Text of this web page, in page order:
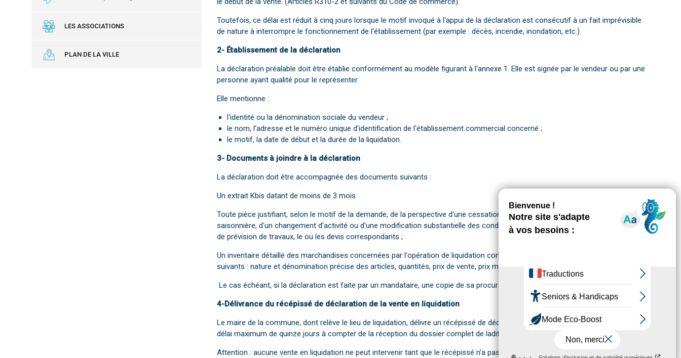
LES ASSOCIATIONS
PLAN DE LA VILLE
Toutefois, ce délai est réduit à cinq jours lorsque le motif invoqué à l'appui de la déclaration est consécutif à un fait imprévisible
de nature à interrompre le fonctionnement de l'établissement (par exemple : décès, incendie, inondation, etc.).
2- Établissement de la déclaration
La déclaration préalable doit être établie conformément au modèle figurant à l'annexe 1. Elle est signée par le vendeur ou par une
personne ayant qualité pour le représenter.
Elle mentionne :
l'identité ou la dénomination sociale du vendeur ;
le nom, l'adresse et le numéro unique d'identification de l'établissement commercial concerné ;
le motif, la date de début et la durée de la liquidation.
3- Documents à joindre à la déclaration
La déclaration doit être accompagnée des documents suivants :
Un extrait Kbis datant de moins de 3 mois
Toute pièce justifiant, selon le motif de la demande, de la perspective d'une cessation du commerce, d'une suspension
saisonnière, d'un changement d'activité ou d'une modification substantielle des conditions d'exploitation et, notamment, en cas
de prévision de travaux, le ou les devis correspondants ;
Un inventaire détaillé des marchandises concernées par l'opération de liquidation comportant au minimum les renseignements
suivants : nature et dénomination précise des articles, quantités, prix de vente, prix moyen d'achat hors taxe ;
Le cas échéant, si la déclaration est faite par un mandataire, une copie de sa procuration.
4-Délivrance du récépissé de déclaration de la vente en liquidation
Le maire de la commune, dont relève le lieu de liquidation, délivre un récépissé de déclaration de la vente en liquidation dans un
délai maximum de quinze jours à compter de la réception du dossier complet de ladite déclaration.
Attention : aucune vente en liquidation ne peut intervenir tant que le récépissé n'a pas été délivré.